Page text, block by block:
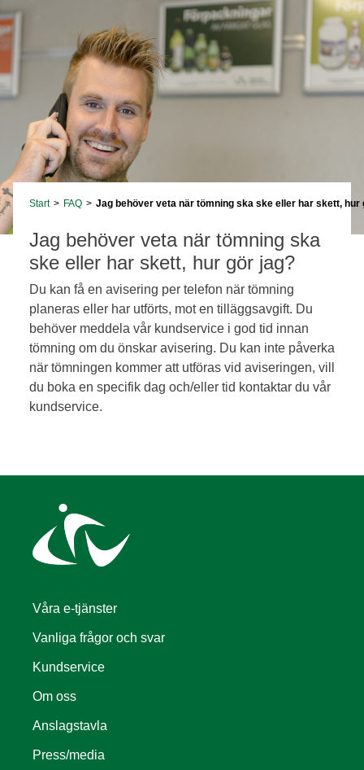
Start > FAQ > Jag behöver veta när tömning ska ske eller har skett, hur
Jag behöver veta när tömning ska
ske eller har skett, hur gör jag?
Du kan få en avisering per telefon när tömning
planeras eller har utförts, mot en tilläggsavgift. Du
behöver meddela vår kundservice i god tid innan
tömning om du önskar avisering. Du kan inte påverka
när tömningen kommer att utföras vid aviseringen, vill
du boka en specifik dag och/eller tid kontaktar du vår
kundservice.
Våra e-tjänster
Vanliga frågor och svar
Kundservice
Om oss
Anslagstavla
Press/media